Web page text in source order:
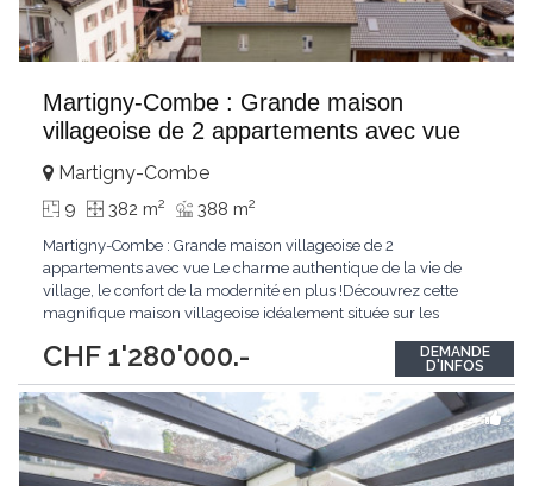
Martigny-Combe : Grande maison
villageoise de 2 appartements avec vue
CHF 1'280'000.-
Martigny-Combe
9 382 m2 388 m2
Martigny-Combe : Grande maison villageoise de 2
appartements avec vue Le charme authentique de la vie de
village, le confort de la modernité en plus !Découvrez cette
magnifique maison villageoise idéalement située sur les
dégagée sur la vallée et les montagnes environnantes, cette
bâtisse de caractère allie le calme d'un cadre préservé...
DEMANDE
D'INFOS